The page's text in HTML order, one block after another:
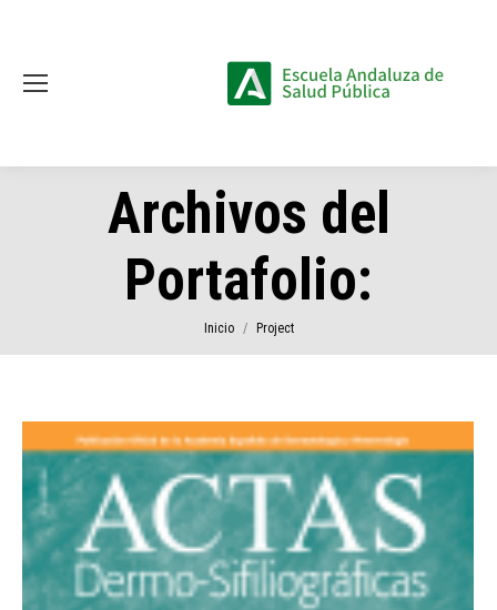
Archivos del
Portafolio:
Estás aquí:
Inicio Project